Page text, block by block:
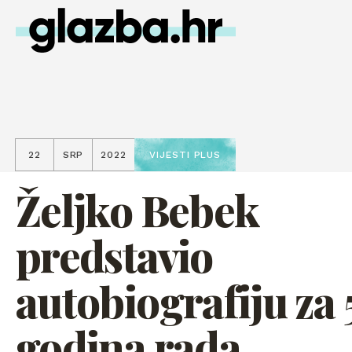
22 SRP 2022 VIJESTI PLUS
Željko Bebek
predstavio
autobiografiju za